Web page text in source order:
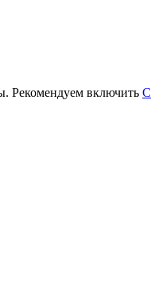
Рекомендуем включить